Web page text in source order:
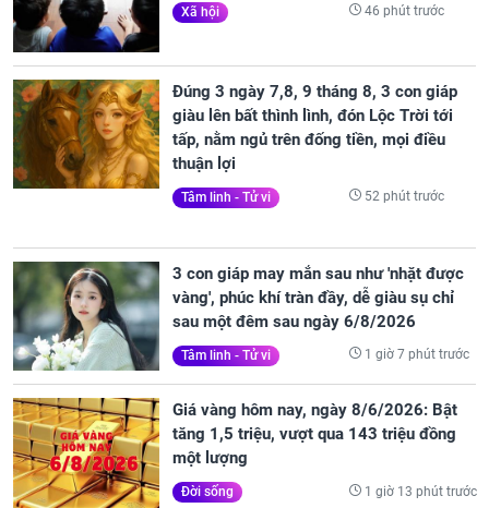
Xã hội 46 phút trước
Đúng 3 ngày 7,8, 9 tháng 8, 3 con giáp
giàu lên bất thình lình, đón Lộc Trời tới
tấp, nằm ngủ trên đống tiền, mọi điều
thuận lợi
Tâm linh - Tử vi 52 phút trước
3 con giáp may mắn sau như 'nhặt được
vàng', phúc khí tràn đầy, dễ giàu sụ chỉ
sau một đêm sau ngày 6/8/2026
Tâm linh - Tử vi 1 giờ 7 phút trước
Giá vàng hôm nay, ngày 8/6/2026: Bật
tăng 1,5 triệu, vượt qua 143 triệu đồng
một lượng
Đời sống 1 giờ 13 phút trước